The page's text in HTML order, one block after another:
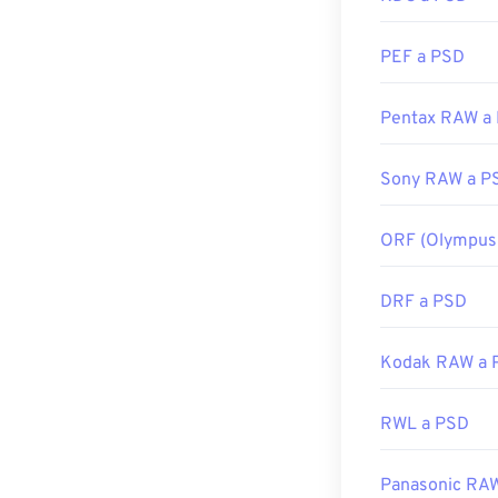
Artículo de
Herramientas
Utilice nuestro
Enlaces útiles:
PEF a PSD
Pentax RAW a
Sony RAW a
ORF
DRF a PSD
Kodak RAW a
RWL a PSD
Panasonic